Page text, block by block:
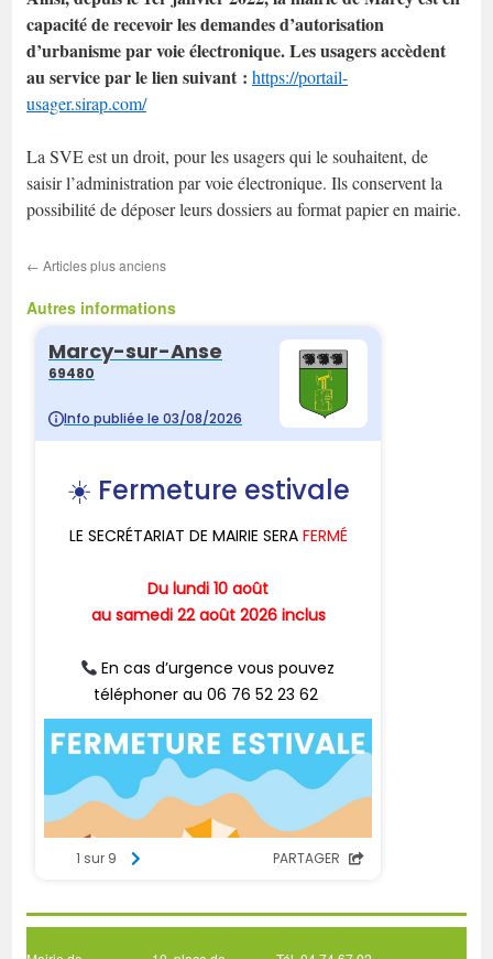
capacité de recevoir les demandes d’autorisation
d’urbanisme par voie électronique. Les usagers accèdent
au service par le lien suivant : https://portail-
usager.sirap.com/
La SVE est un droit, pour les usagers qui le souhaitent, de
saisir l’administration par voie électronique. Ils conservent la
possibilité de déposer leurs dossiers au format papier en mairie.
← Articles plus anciens
Autres informations